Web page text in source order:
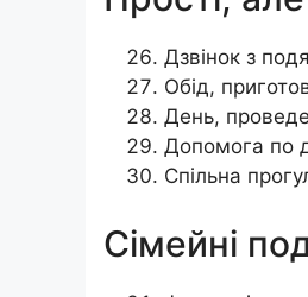
Дзвінок з
Обід,
День,
Допомога по
Спільна
Сімейні